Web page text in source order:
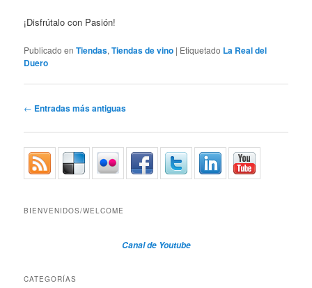
¡Disfrútalo con Pasión!
Publicado en Tiendas,Tiendas de vino | Etiquetado La Real del
Duero
Navegador de artículos
← Entradas más antiguas
BIENVENIDOS/WELCOME
Canal de Youtube
CATEGORÍAS